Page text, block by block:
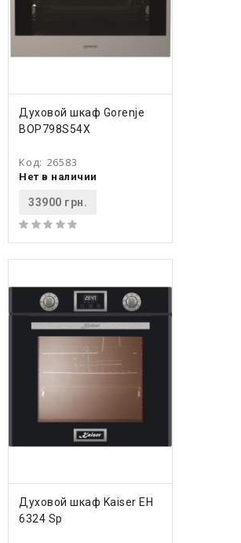
КУПИТЬ
Духовой шкаф Gorenje
BOP798S54X
Код: 26583
Нет в наличии
33900 грн.
КУПИТЬ
Духовой шкаф Kaiser EH
6324 Sp